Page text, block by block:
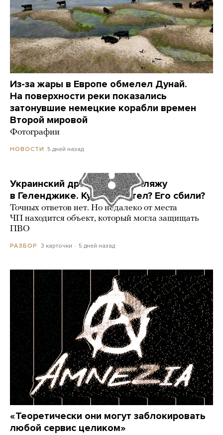
Из-за жары в Европе обмелел Дунай.
На поверхности реки показались
затонувшие немецкие корабли времен
Второй мировой
Фотографии
НОВОСТИ 5 дней назад
Украинский дрон попал по пляжу
в Геленджике. Куда он летел? Его сбили?
Точных ответов нет. Но недалеко от места
ЧП находится объект, который могла защищать
ПВО
РАЗБОР 3 карточки 5 дней назад
«Теоретически они могут заблокировать
любой сервис целиком»